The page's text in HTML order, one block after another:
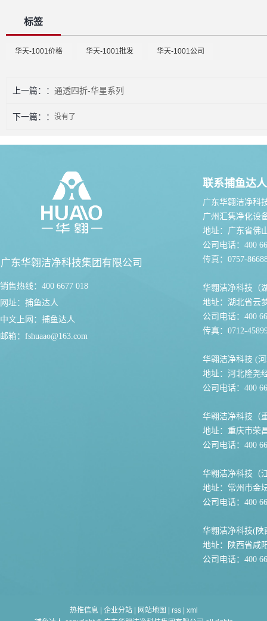
标签
华天-1001价格 华天-1001批发 华天-1001公司
上一篇： 通透四折-华星系列
下一篇： 没有了
广东华翱洁净科技集团有限公司
销售热线：400 6677 018
网址： 捕鱼达人
中文上网： 捕鱼达人
邮箱： fshuaao@163.com
联系捕鱼达人
广东华翱洁净科
广州汇隽净化设
地址：广东省佛
公司电话：400
传真：0757-
华翱洁净科技（
地址：湖北省云
公司电话：400
传真：0712-
华翱洁净科技 (
地址：河北隆尧
公司电话：400
华翱洁净科技（
地址：重庆市荣
公司电话：400
华翱洁净科技（
地址：常州市金
公司电话：400
华翱洁净科技(陕
地址：陕西省咸
公司电话：400
热推信息 企业分站| 网站地图 rss| xml